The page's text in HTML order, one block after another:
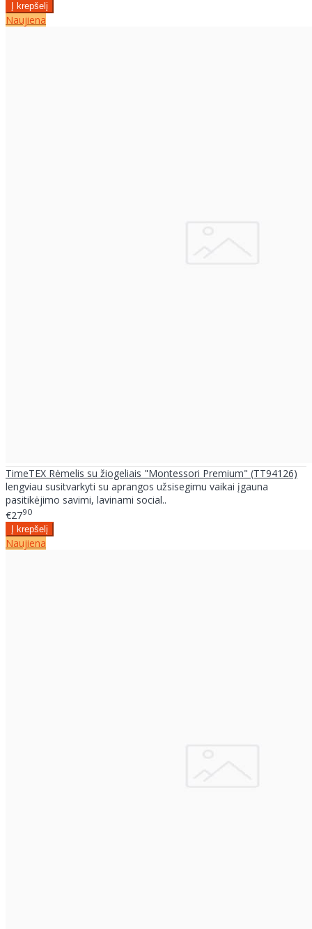
Naujiena
TimeTEX Rėmelis su žiogeliais "Montessori Premium" (TT94126)
lengviau susitvarkyti su aprangos užsisegimu vaikai įgauna
pasitikėjimo savimi, lavinami social..
€2790
Naujiena